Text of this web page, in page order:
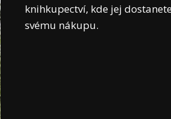
knihkupectví, kde jej
svému nákupu.